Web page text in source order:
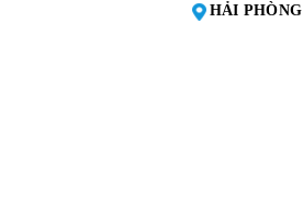
HẢI PHÒNG